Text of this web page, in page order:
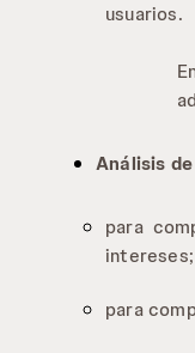
usuarios.
Análisis
para
intereses;
para